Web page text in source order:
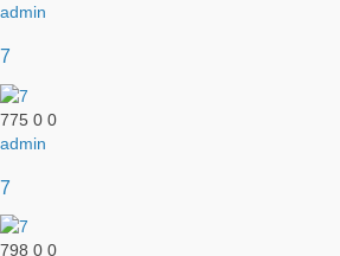
admin
7
775 0 0
admin
7
798 0 0